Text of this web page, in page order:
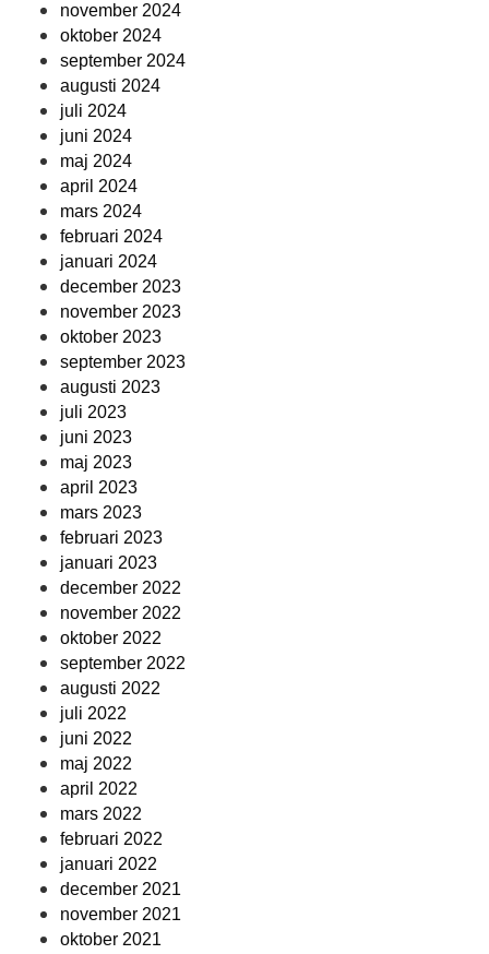
november 2024
oktober 2024
september 2024
augusti 2024
juli 2024
juni 2024
maj 2024
april 2024
mars 2024
februari 2024
januari 2024
december 2023
november 2023
oktober 2023
september 2023
augusti 2023
juli 2023
juni 2023
maj 2023
april 2023
mars 2023
februari 2023
januari 2023
december 2022
november 2022
oktober 2022
september 2022
augusti 2022
juli 2022
juni 2022
maj 2022
april 2022
mars 2022
februari 2022
januari 2022
december 2021
november 2021
oktober 2021